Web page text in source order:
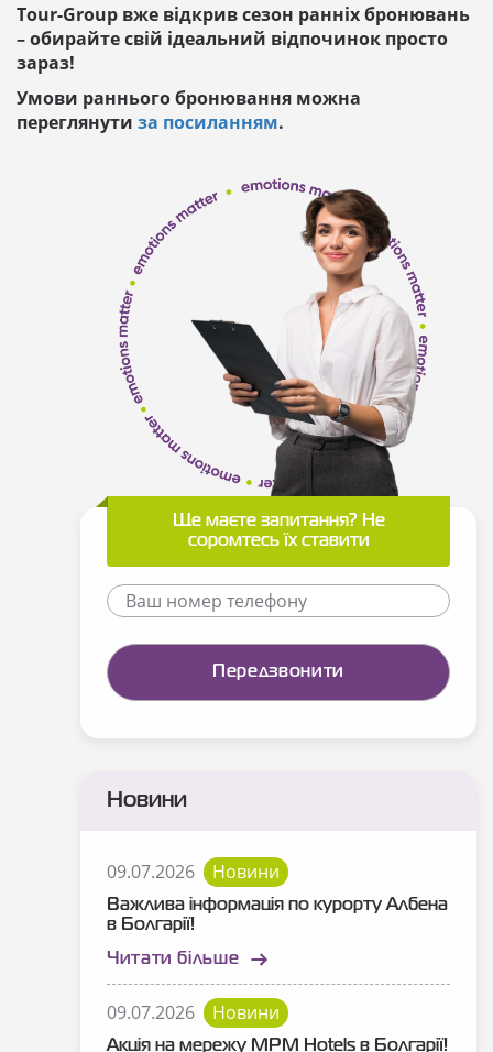
Tour-Group вже відкрив сезон ранніх бронювань
– обирайте свій ідеальний відпочинок просто
зараз!
Умови раннього бронювання можна
переглянути за посиланням.
Ще маєте запитання? Не
соромтесь їх ставити
Новини
09.07.2026 Новини
Важлива інформація по курорту Албена
в Болгарії!
Читати більше
09.07.2026 Новини
Акція на мережу MPM Hotels в Болгарії!